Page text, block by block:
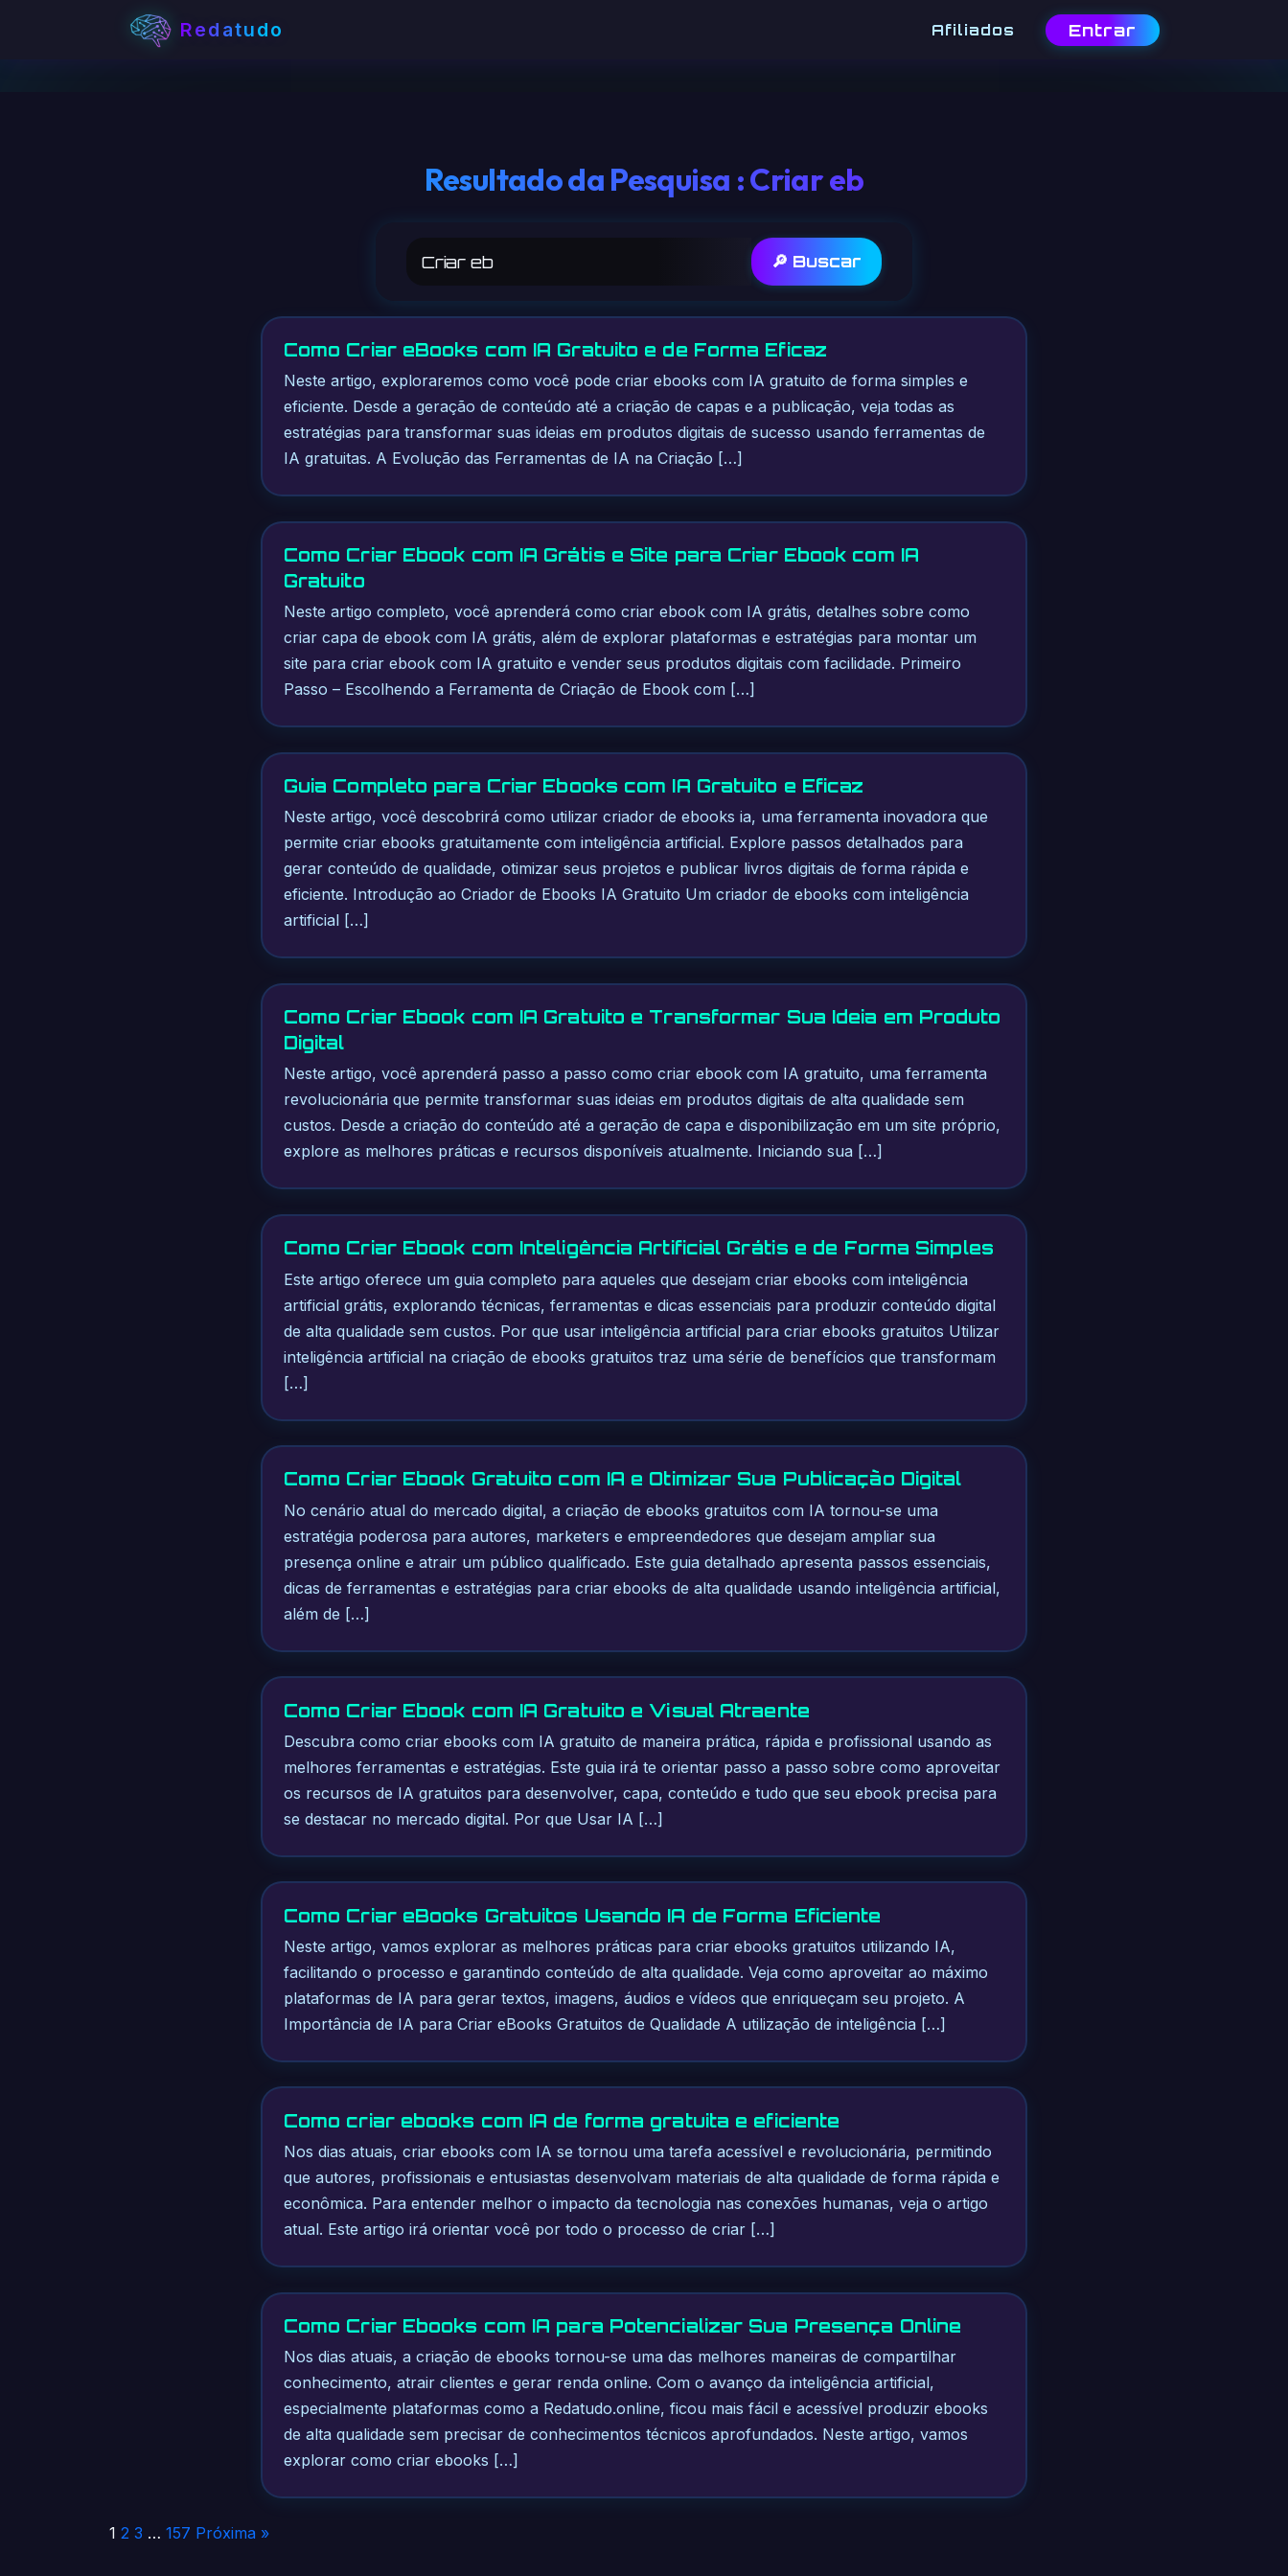
Redatudo Afiliados Entrar
Resultado da Pesquisa : Criar eb
🔎 Buscar
Como Criar eBooks com IA Gratuito e de Forma Eficaz
Neste artigo, exploraremos como você pode criar ebooks com IA gratuito de forma simples e
eficiente. Desde a geração de conteúdo até a criação de capas e a publicação, veja todas as
estratégias para transformar suas ideias em produtos digitais de sucesso usando ferramentas de
IA gratuitas. A Evolução das Ferramentas de IA na Criação […]
Como Criar Ebook com IA Grátis e Site para Criar Ebook com IA
Gratuito
Neste artigo completo, você aprenderá como criar ebook com IA grátis, detalhes sobre como
criar capa de ebook com IA grátis, além de explorar plataformas e estratégias para montar um
site para criar ebook com IA gratuito e vender seus produtos digitais com facilidade. Primeiro
Passo – Escolhendo a Ferramenta de Criação de Ebook com […]
Guia Completo para Criar Ebooks com IA Gratuito e Eficaz
Neste artigo, você descobrirá como utilizar criador de ebooks ia, uma ferramenta inovadora que
permite criar ebooks gratuitamente com inteligência artificial. Explore passos detalhados para
gerar conteúdo de qualidade, otimizar seus projetos e publicar livros digitais de forma rápida e
eficiente. Introdução ao Criador de Ebooks IA Gratuito Um criador de ebooks com inteligência
artificial […]
Como Criar Ebook com IA Gratuito e Transformar Sua Ideia em Produto
Digital
Neste artigo, você aprenderá passo a passo como criar ebook com IA gratuito, uma ferramenta
revolucionária que permite transformar suas ideias em produtos digitais de alta qualidade sem
custos. Desde a criação do conteúdo até a geração de capa e disponibilização em um site próprio,
explore as melhores práticas e recursos disponíveis atualmente. Iniciando sua […]
Como Criar Ebook com Inteligência Artificial Grátis e de Forma Simples
Este artigo oferece um guia completo para aqueles que desejam criar ebooks com inteligência
artificial grátis, explorando técnicas, ferramentas e dicas essenciais para produzir conteúdo digital
de alta qualidade sem custos. Por que usar inteligência artificial para criar ebooks gratuitos Utilizar
inteligência artificial na criação de ebooks gratuitos traz uma série de benefícios que transformam
[…]
Como Criar Ebook Gratuito com IA e Otimizar Sua Publicação Digital
No cenário atual do mercado digital, a criação de ebooks gratuitos com IA tornou-se uma
estratégia poderosa para autores, marketers e empreendedores que desejam ampliar sua
presença online e atrair um público qualificado. Este guia detalhado apresenta passos essenciais,
dicas de ferramentas e estratégias para criar ebooks de alta qualidade usando inteligência artificial,
além de […]
Como Criar Ebook com IA Gratuito e Visual Atraente
Descubra como criar ebooks com IA gratuito de maneira prática, rápida e profissional usando as
melhores ferramentas e estratégias. Este guia irá te orientar passo a passo sobre como aproveitar
os recursos de IA gratuitos para desenvolver, capa, conteúdo e tudo que seu ebook precisa para
se destacar no mercado digital. Por que Usar IA […]
Como Criar eBooks Gratuitos Usando IA de Forma Eficiente
Neste artigo, vamos explorar as melhores práticas para criar ebooks gratuitos utilizando IA,
facilitando o processo e garantindo conteúdo de alta qualidade. Veja como aproveitar ao máximo
plataformas de IA para gerar textos, imagens, áudios e vídeos que enriqueçam seu projeto. A
Importância de IA para Criar eBooks Gratuitos de Qualidade A utilização de inteligência […]
Como criar ebooks com IA de forma gratuita e eficiente
Nos dias atuais, criar ebooks com IA se tornou uma tarefa acessível e revolucionária, permitindo
que autores, profissionais e entusiastas desenvolvam materiais de alta qualidade de forma rápida e
econômica. Para entender melhor o impacto da tecnologia nas conexões humanas, veja o artigo
atual. Este artigo irá orientar você por todo o processo de criar […]
Como Criar Ebooks com IA para Potencializar Sua Presença Online
Nos dias atuais, a criação de ebooks tornou-se uma das melhores maneiras de compartilhar
conhecimento, atrair clientes e gerar renda online. Com o avanço da inteligência artificial,
especialmente plataformas como a Redatudo.online, ficou mais fácil e acessível produzir ebooks
de alta qualidade sem precisar de conhecimentos técnicos aprofundados. Neste artigo, vamos
explorar como criar ebooks […]
Paginação
1 2 3 … 157 Próxima »